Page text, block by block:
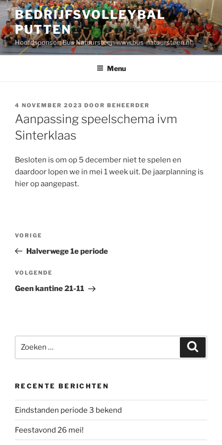
Ga
naar
de
inhoud
BEDRIJFSVOLLEYBAL
PUTTEN
Hoofdsponsor: Bus Natuursteen www.bus-natuursteen.nl
Menu
GEPLAATST
OP
4 NOVEMBER 2023 DOOR BEHEERDER
Aanpassing speelschema ivm
Sinterklaas
Besloten is om op 5 december niet te spelen en
daardoor lopen we in mei 1 week uit. De jaarplanning is
hier op aangepast.
Vorig
bericht
VORIGE
Halverwege 1e periode
Volgend
bericht
VOLGENDE
Geen kantine 21-11
naar:
RECENTE BERICHTEN
Eindstanden periode 3 bekend
Feestavond 26 mei!